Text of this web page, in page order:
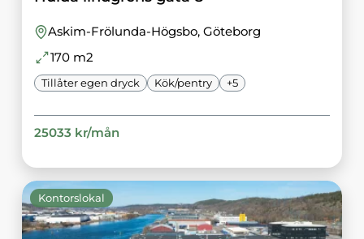
Askim-Frölunda-Högsbo, Göteborg
170m2
Tillåter egen dryck Kök/pentry +5
25033 kr/mån
Kontorslokal